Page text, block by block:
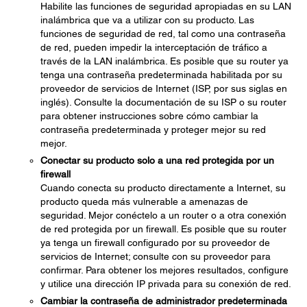
Habilite las funciones de seguridad apropiadas en su LAN
inalámbrica que va a utilizar con su producto. Las
funciones de seguridad de red, tal como una contraseña
de red, pueden impedir la interceptación de tráfico a
través de la LAN inalámbrica. Es posible que su router ya
tenga una contraseña predeterminada habilitada por su
proveedor de servicios de Internet (ISP, por sus siglas en
inglés). Consulte la documentación de su ISP o su router
para obtener instrucciones sobre cómo cambiar la
contraseña predeterminada y proteger mejor su red
mejor.
Conectar su producto solo a una red protegida por un
firewall
Cuando conecta su producto directamente a Internet, su
producto queda más vulnerable a amenazas de
seguridad. Mejor conéctelo a un router o a otra conexión
de red protegida por un firewall. Es posible que su router
ya tenga un firewall configurado por su proveedor de
servicios de Internet; consulte con su proveedor para
confirmar. Para obtener los mejores resultados, configure
y utilice una dirección IP privada para su conexión de red.
Cambiar la contraseña de administrador predeterminada